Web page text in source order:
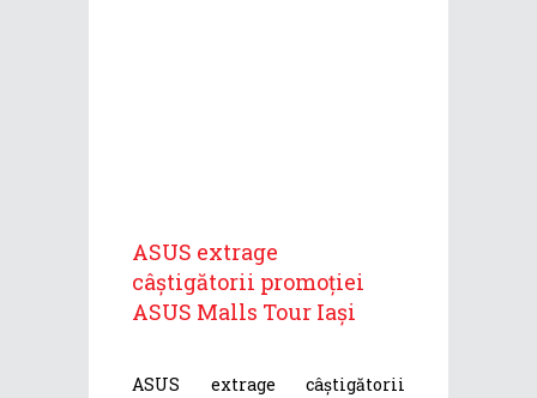
ASUS extrage
câștigătorii promoției
ASUS Malls Tour Iași
ASUS extrage câștigătorii